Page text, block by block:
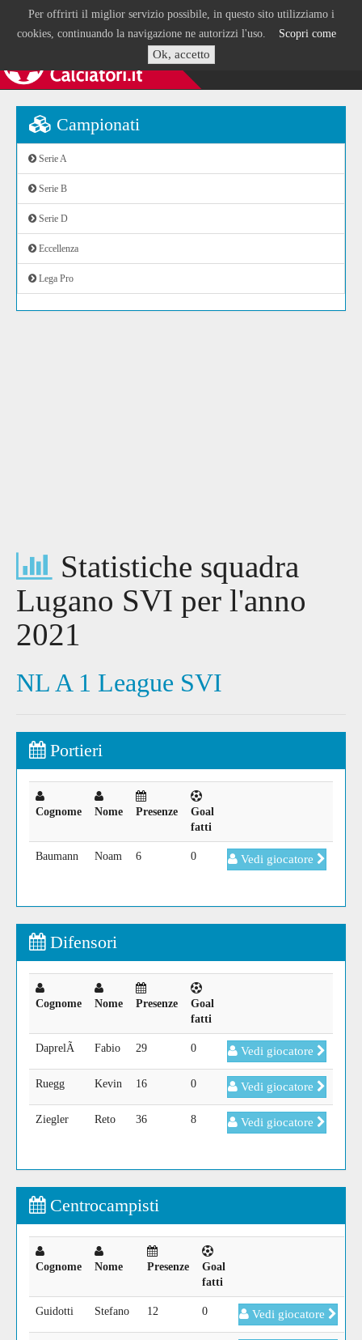
Per offrirti il miglior servizio possibile, in questo sito utilizziamo i
cookies, continuando la navigazione ne autorizzi l'uso. Scopri come
Ok, accetto
Campionati
Serie A
Serie B
Serie D
Eccellenza
Lega Pro
Statistiche squadra
Lugano SVI per l'anno
2021
NL A 1 League SVI
Portieri
Cognome Nome Presenze
Goal
fatti
Baumann Noam 6 0 Vedi giocatore
Difensori
Cognome Nome Presenze
Goal
fatti
DaprelÃ Fabio 29 0 Vedi giocatore
Ruegg Kevin 16 0 Vedi giocatore
Ziegler Reto 36 8 Vedi giocatore
Centrocampisti
Cognome Nome Presenze
Goal
fatti
Guidotti Stefano 12 0 Vedi giocatore